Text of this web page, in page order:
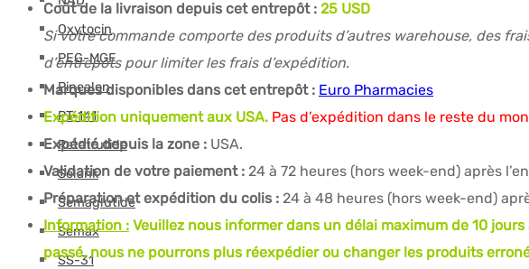
Oxytocin
PEG-MGF
Pinealon
PT-141
Retatrutide
Selank
Semaglutide
Semax
SS-31
Coût de la livraison depuis cet entrepôt : 25 USD
Si votre commande comporte des produits d’autres warehouse, des
d’entrepôts pour limiter les frais d’expédition.
Marques disponibles dans cet entrepôt : Euro Pharmacies
Expédition uniquement aux USA. Pas d’expédition dans le reste du
Expédié depuis la zone : USA.
Validation de votre paiement : 24 à 72 heures (hors week-end) après
Préparation et expédition du colis : 24 à 48 heures (hors week-end)
Information : Veuillez nous informer dans un délai maximum de 10
passé, nous ne pourrons plus réexpédier ou changer les produits